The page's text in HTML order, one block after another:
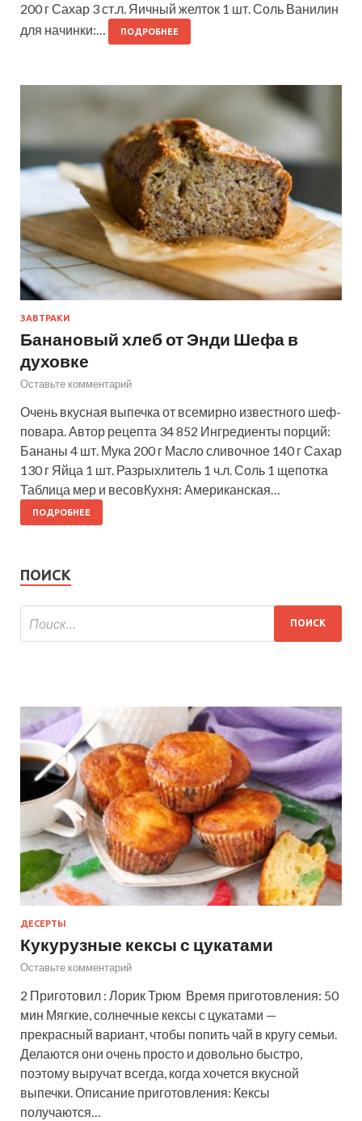
200 г Сахар 3 ст.л. Яичный желток 1 шт. Соль Ванилин
для начинки:…
ПОДРОБНЕЕ
ЗАВТРАКИ
Банановый хлеб от Энди Шефа в
духовке
Оставьте комментарий
Очень вкусная выпечка от всемирно известного шеф-
повара. Автор рецепта 34 852 Ингредиенты порций:
Бананы 4 шт. Мука 200 г Масло сливочное 140 г Сахар
130 г Яйца 1 шт. Разрыхлитель 1 ч.л. Соль 1 щепотка
Таблица мер и весовКухня: Американская…
ПОДРОБНЕЕ
ПОИСК
ДЕСЕРТЫ
Кукурузные кексы с цукатами
Оставьте комментарий
2 Приготовил : Лорик Трюм Время приготовления: 50
мин Мягкие, солнечные кексы с цукатами —
прекрасный вариант, чтобы попить чай в кругу семьи.
Делаются они очень просто и довольно быстро,
поэтому выручат всегда, когда хочется вкусной
выпечки. Описание приготовления: Кексы
получаются…